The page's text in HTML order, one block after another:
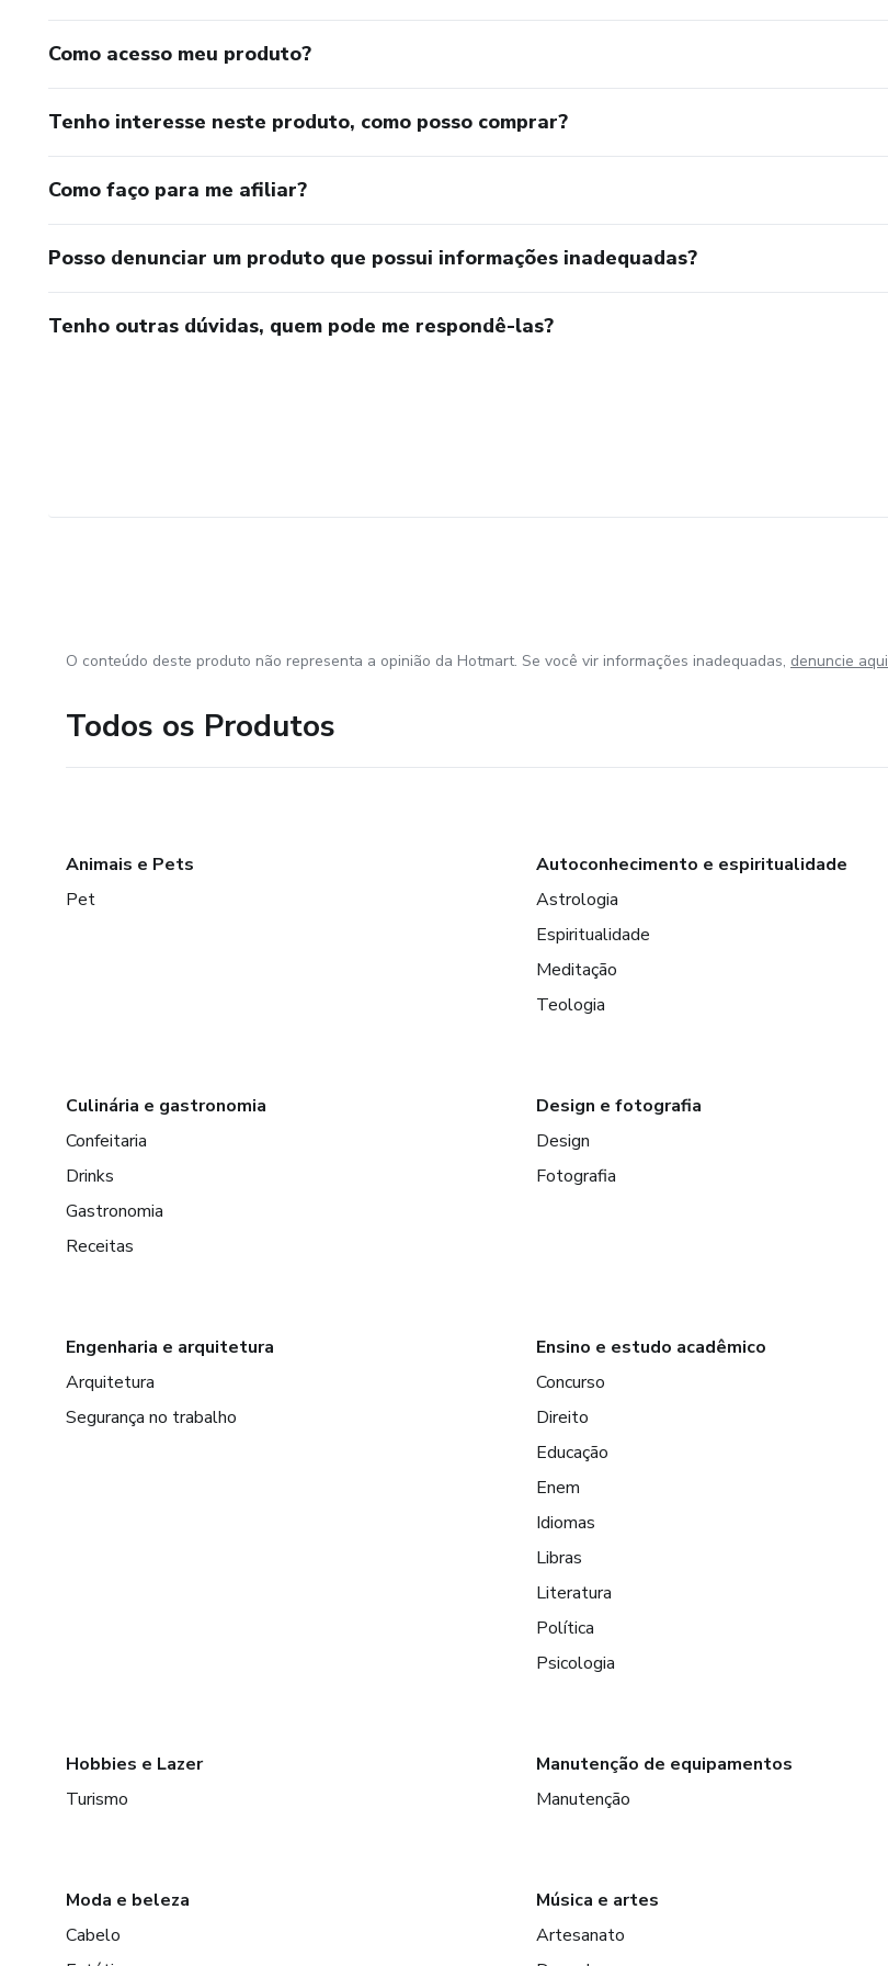
Como acesso meu produto?
Tenho interesse neste produto, como posso comprar?
Como faço para me afiliar?
Posso denunciar um produto que possui informações inadequadas?
Tenho outras dúvidas, quem pode me respondê-las?
O conteúdo deste produto não representa a opinião da Hotmart. Se você vir informações inadequadas, denuncie aqui
Todos os Produtos
Animais e Pets
Pet
Autoconhecimento e espiritualidade
Astrologia
Espiritualidade
Meditação
Teologia
Culinária e gastronomia
Confeitaria
Drinks
Gastronomia
Receitas
Design e fotografia
Design
Fotografia
Engenharia e arquitetura
Arquitetura
Segurança no trabalho
Ensino e estudo acadêmico
Concurso
Direito
Educação
Enem
Idiomas
Libras
Literatura
Política
Psicologia
Hobbies e Lazer
Turismo
Manutenção de equipamentos
Manutenção
Moda e beleza
Cabelo
Música e artes
Artesanato